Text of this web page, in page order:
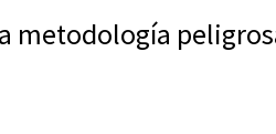
metodología